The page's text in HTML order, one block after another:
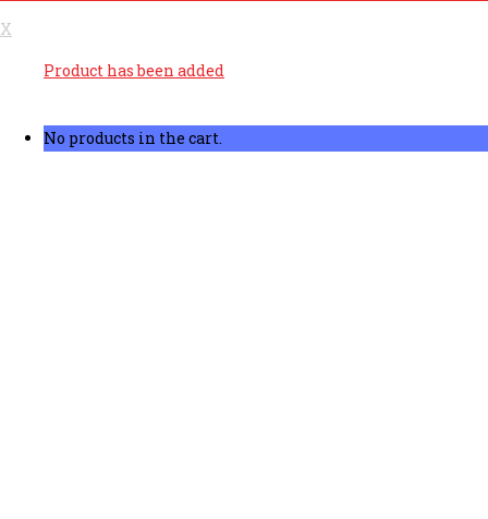
X
Product has been added
No products in the cart.